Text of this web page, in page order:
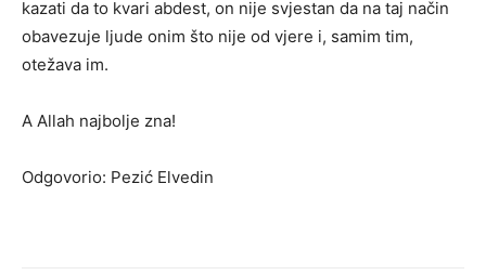
kazati da to kvari abdest, on nije svjestan da na taj način
obavezuje ljude onim što nije od vjere i, samim tim,
otežava im.
A Allah najbolje zna!
Odgovorio: Pezić Elvedin